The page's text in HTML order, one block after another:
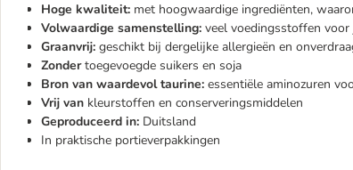
Hoge kwaliteit: met hoogwaardige ingrediënten,
Volwaardige samenstelling: veel voedingsstoffen
Graanvrij: geschikt bij dergelijke allergieën en
Zondertoegevoegde suikers en soja
Bron van waardevol taurine: essentiële aminozuren
Vrij van kleurstoffen en conserveringsmiddelen
Geproduceerd in: Duitsland
In praktische portieverpakkingen